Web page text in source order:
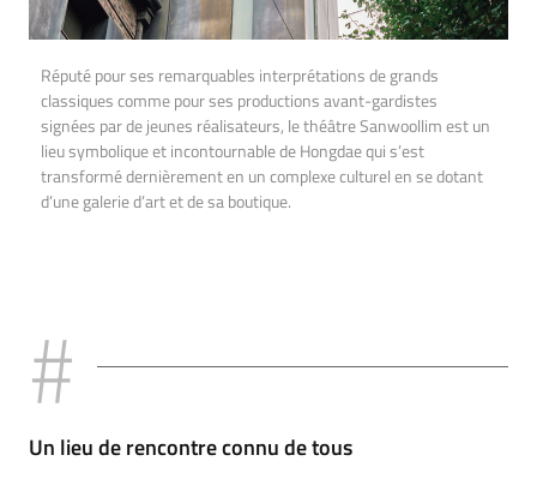
Réputé pour ses remarquables interprétations de grands
classiques comme pour ses productions avant-gardistes
signées par de jeunes réalisateurs, le théâtre Sanwoollim est un
lieu symbolique et incontournable de Hongdae qui s’est
transformé dernièrement en un complexe culturel en se dotant
d’une galerie d’art et de sa boutique.
Un lieu de rencontre connu de tous